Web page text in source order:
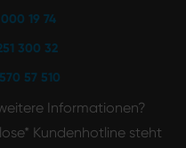
19 74
300 32
57 510
Informationen?
Kundenhotline steht